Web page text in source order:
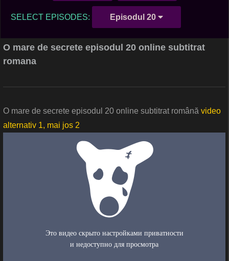
SELECT EPISODES: Episodul 20
O mare de secrete episodul 20 online subtitrat
romana
O mare de secrete episodul 20 online subtitrat română video
alternativ 1, mai jos 2